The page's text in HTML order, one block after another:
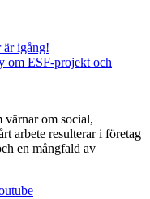
är igång!
om ESF-projekt och
värnar om social,
arbete resulterar i företag
en mångfald av